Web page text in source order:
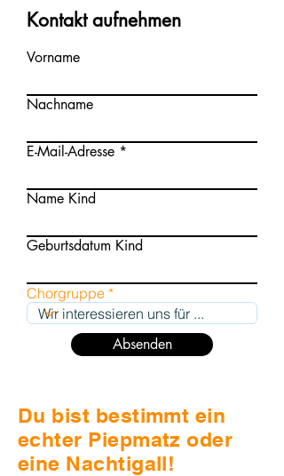
Kontakt aufnehmen
Vorname
Nachname
E-Mail-Adresse
Name Kind
Geburtsdatum Kind
Chorgruppe
Absenden
Du bist bestimmt ein
echter Piepmatz oder
eine Nachtigall!